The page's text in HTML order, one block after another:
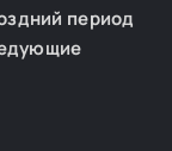
период